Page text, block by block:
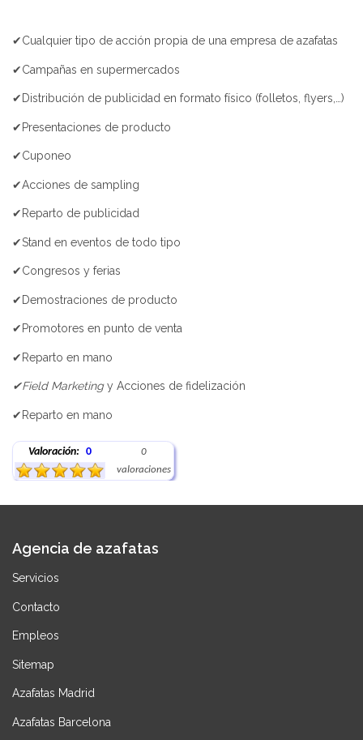
✔Cualquier tipo de acción propia de una empresa de azafatas
✔Campañas en supermercados
✔Distribución de publicidad en formato físico (folletos, flyers,…)
✔Presentaciones de producto
✔Cuponeo
✔Acciones de sampling
✔Reparto de publicidad
✔Stand en eventos de todo tipo
✔Congresos y ferias
✔Demostraciones de producto
✔Promotores en punto de venta
✔Reparto en mano
✔Field Marketingy Acciones de fidelización
✔Reparto en mano
Valoración: 0
0
valoraciones
Agencia de azafatas
Servicios
Contacto
Empleos
Sitemap
Azafatas Madrid
Azafatas Barcelona